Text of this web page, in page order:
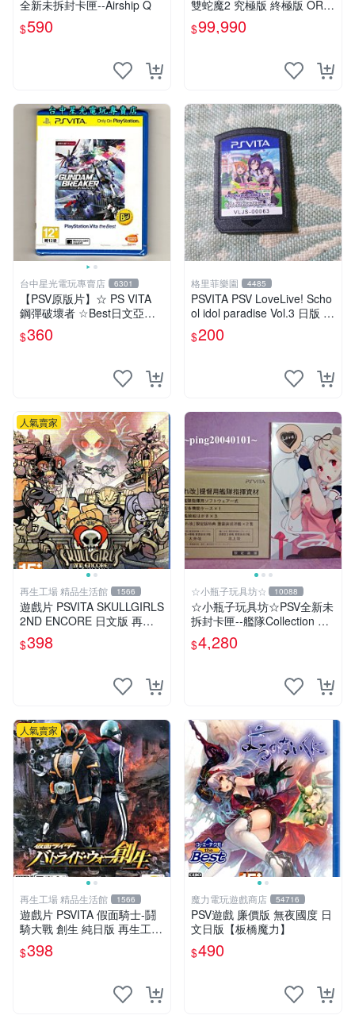
全新未拆封卡匣--Airship Q
$590
雙蛇魔2 究極版 終極版 ORO
CHI 2 II ULTIMATE 中文版
台中
$99,990
台中星光電玩專賣店 6301
【PSV原版片】☆ PS VITA
鋼彈破壞者 ☆Best日文亞版
全新品【特價優惠】台中星光
電玩
$360
格里菲樂園 4485
PSVITA PSV LoveLive! Scho
ol idol paradise Vol.3 日版 裸
卡
$200
人氣賣家
再生工場 精品生活館 1566
遊戲片 PSVITA SKULLGIRLS
2ND ENCORE 日文版 再生
工場 01
$398
☆小瓶子玩具坊☆ 10088
☆小瓶子玩具坊☆PSV全新未
拆封卡匣--艦隊Collection 改
《艦隊收藏 改》限定版 (日
版) +特典--資料夾
$4,280
人氣賣家
再生工場 精品生活館 1566
遊戲片 PSVITA 假面騎士-鬪
騎大戰 創生 純日版 再生工場
01
$398
魔力電玩遊戲商店 54716
PSV遊戲 廉價版 無夜國度 日
文日版【板橋魔力】
$490